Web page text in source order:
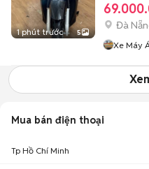
1 phút trước 5
Đà
Xe Máy
Mua bán điện thoại
Tp Hồ Chí Minh